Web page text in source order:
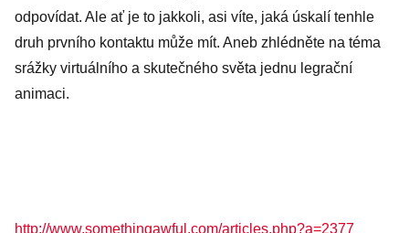
odpovídat. Ale ať je to jakkoli, asi víte, jaká úskalí tenhle
druh prvního kontaktu může mít. Aneb zhlédněte na téma
srážky virtuálního a skutečného světa jednu legrační
animaci.
http://www.somethingawful.com/articles.php?a=2377